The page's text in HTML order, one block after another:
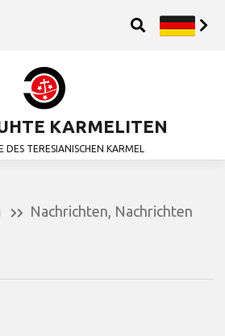
KARMELITEN
DES TERESIANISCHEN KARMEL
Nachrichten Nachrichten